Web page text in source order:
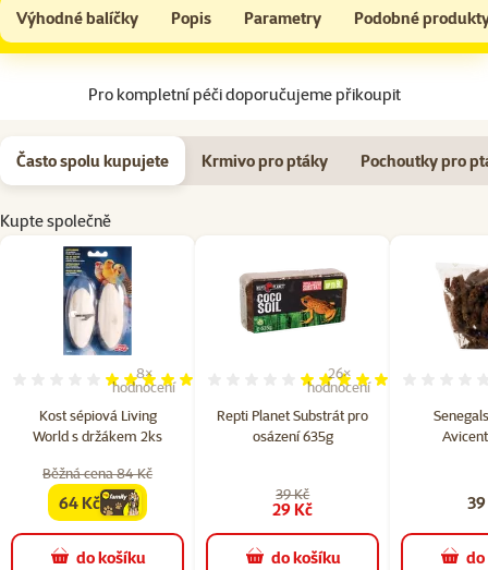
Kost sépiová Living World s držákem 2ks
Do košíku
Výhodné balíčky Popis Parametry Podobné
Na začátek stránky
Pro kompletní péči doporučujeme přikoupit
Často spolu kupujete Krmivo pro ptáky Pochoutky pro
Kupte společně
Kost sépiová Living
World s držákem 2ks
Hodnocení 98%, počet hodnocení: 8
8×
hodnocení
Běžná cena 84 Kč
familycena
64 Kč
do košíku
Repti Planet Substrát pro
osázení 635g
Hodnocení 98%, počet
26×
hodnocení
39 Kč
29 Kč
do košíku